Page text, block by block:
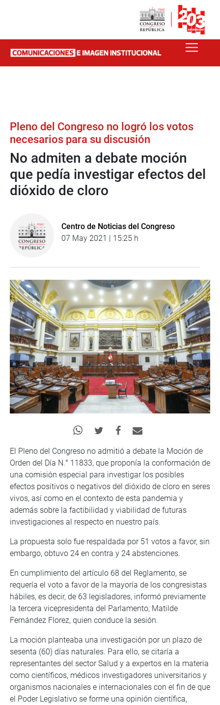
Pleno del Congreso no logró los votos
necesarios para su discusión
No admiten a debate moción
que pedía investigar efectos del
dióxido de cloro
Centro de Noticias del Congreso
07 May 2021 | 15:25 h
El Pleno del Congreso no admitió a debate la Moción de
Orden del Día N.° 11833, que proponía la conformación de
una comisión especial para investigar los posibles
efectos positivos o negativos del dióxido de cloro en seres
vivos, así como en el contexto de esta pandemia y
además sobre la factibilidad y viabilidad de futuras
investigaciones al respecto en nuestro país.
La propuesta solo fue respaldada por 51 votos a favor, sin
embargo, obtuvo 24 en contra y 24 abstenciones.
En cumplimiento del artículo 68 del Reglamento, se
requería el voto a favor de la mayoría de los congresistas
hábiles, es decir, de 63 legisladores, informó previamente
la tercera vicepresidenta del Parlamento, Matilde
Fernández Florez, quien conduce la sesión.
La moción planteaba una investigación por un plazo de
sesenta (60) días naturales. Para ello, se citaría a
representantes del sector Salud y a expertos en la materia
como científicos, médicos investigadores universitarios y
organismos nacionales e internacionales con el fin de que
el Poder Legislativo se forme una opinión científica,